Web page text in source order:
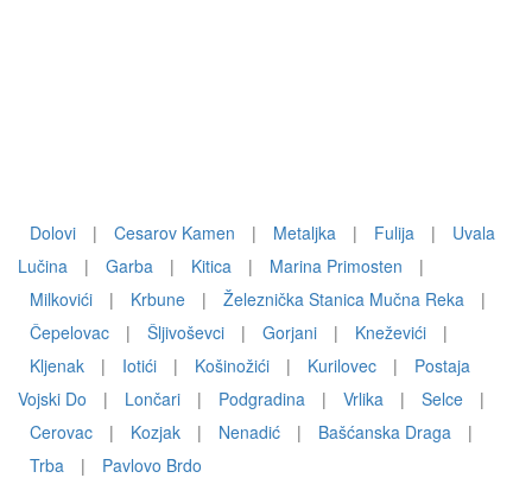
Dolovi | Cesarov Kamen | Metaljka | Fulija |
Uvala
Lučina
| Garba | Kitica | Marina Primosten
|
Milkovići
| Krbune | Železnička Stanica Mučna Reka
|
Čepelovac
| Šljivoševci | Gorjani | Kneževići
|
Kljenak
| Iotići | Košinožići | Kurilovec |
Postaja
Vojski Do
| Lončari | Podgradina | Vrlika | Selce
|
Cerovac
| Kozjak | Nenadić | Bašćanska Draga
|
Trba
|
Pavlovo Brdo